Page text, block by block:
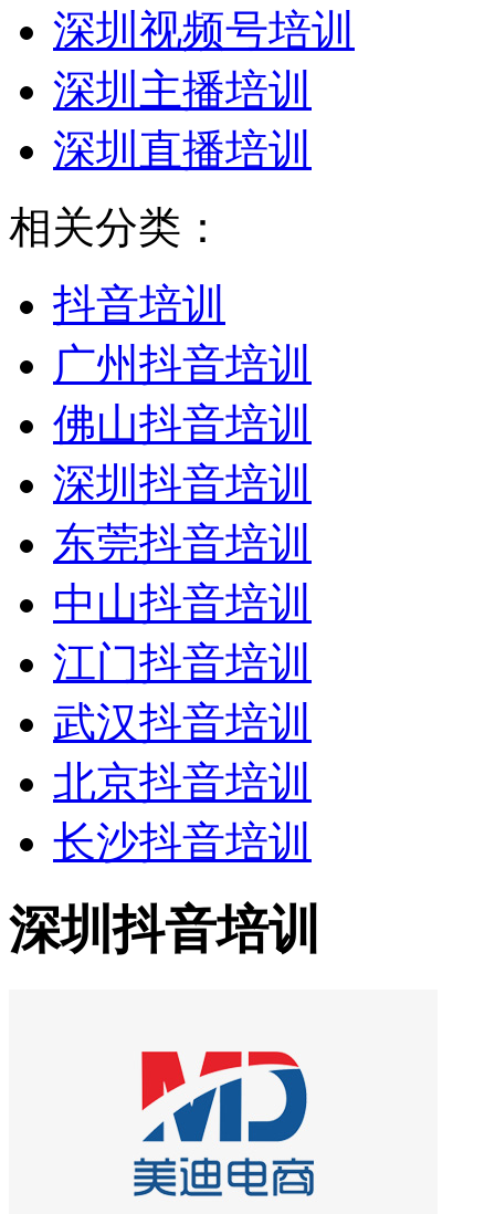
深圳视频号培训
深圳主播培训
深圳直播培训
相关分类：
抖音培训
广州抖音培训
佛山抖音培训
深圳抖音培训
东莞抖音培训
中山抖音培训
江门抖音培训
武汉抖音培训
北京抖音培训
长沙抖音培训
深圳抖音培训